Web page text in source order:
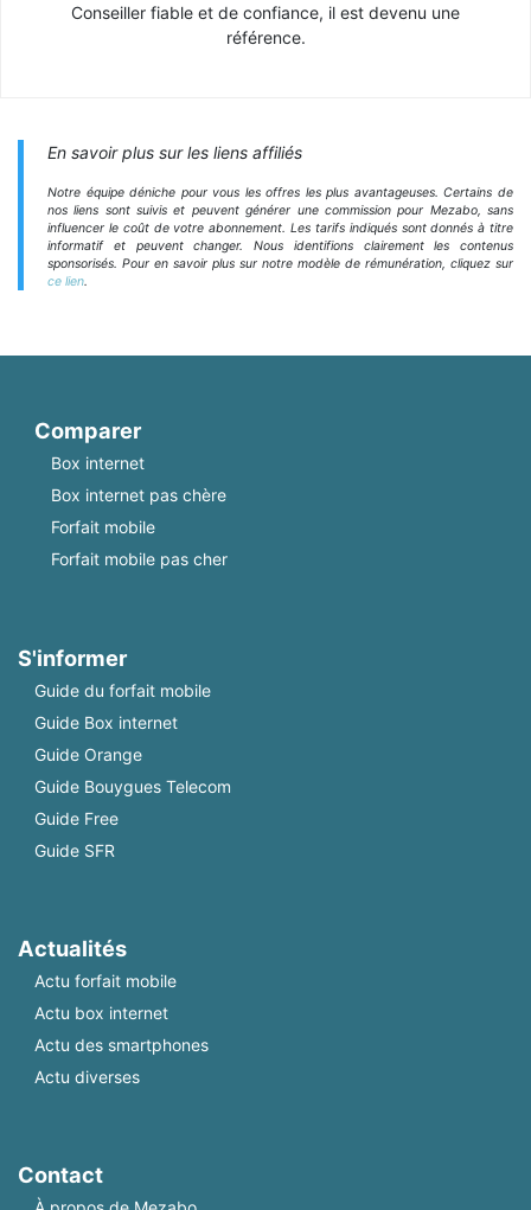
Conseiller fiable et de confiance, il est devenu une
référence.
En savoir plus sur les liens affiliés
Notre équipe déniche pour vous les offres les plus avantageuses. Certains de
nos liens sont suivis et peuvent générer une commission pour Mezabo, sans
influencer le coût de votre abonnement. Les tarifs indiqués sont donnés à titre
informatif et peuvent changer. Nous identifions clairement les contenus
sponsorisés. Pour en savoir plus sur notre modèle de rémunération, cliquez sur
ce lien.
Comparer
Box internet
Box internet pas chère
Forfait mobile
Forfait mobile pas cher
S'informer
Guide du forfait mobile
Guide Box internet
Guide Orange
Guide Bouygues Telecom
Guide Free
Guide SFR
Actualités
Actu forfait mobile
Actu box internet
Actu des smartphones
Actu diverses
Contact